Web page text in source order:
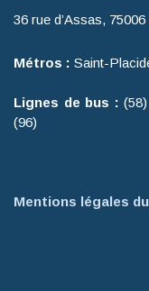
36 rue d’Assas,
Métros : Saint-
Lignes de bus :
(96)
Mentions légales